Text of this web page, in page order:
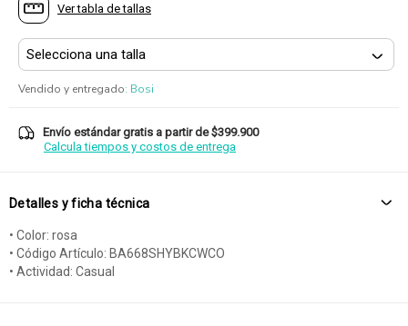
Ver tabla de tallas
Vendido y entregado: Bosi
Envío estándar gratis a partir de $399.900
Calcula tiempos y costos de entrega
Detalles y ficha técnica
• Color: rosa
• Código Artículo: BA668SHYBKCWCO
• Actividad: Casual